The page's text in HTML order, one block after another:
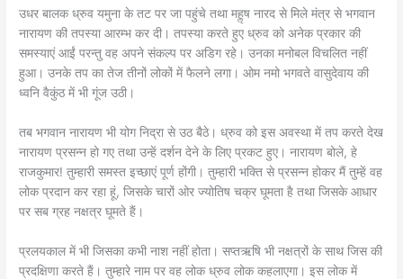
उधर बालक ध्रुव यमुना के तट पर जा पहुंचे तथा महॢष नारद से मिले मंत्र से भगवान
नारायण की तपस्या आरम्भ कर दी। तपस्या करते हुए ध्रुव को अनेक प्रकार की
समस्याएं आईं परन्तु वह अपने संकल्प पर अडिग रहे। उनका मनोबल विचलित नहीं
हुआ। उनके तप का तेज तीनों लोकों में फैलने लगा। ओम नमो भगवते वासुदेवाय की
ध्वनि वैकुंठ में भी गूंज उठी।
तब भगवान नारायण भी योग निद्रा से उठ बैठे। ध्रुव को इस अवस्था में तप करते देख
नारायण प्रसन्न हो गए तथा उन्हें दर्शन देने के लिए प्रकट हुए। नारायण बोले, हे
राजकुमार! तुम्हारी समस्त इच्छाएं पूर्ण होंगी। तुम्हारी भक्ति से प्रसन्न होकर मैं तुम्हें वह
लोक प्रदान कर रहा हूं, जिसके चारों ओर ज्योतिष चक्र घूमता है तथा जिसके आधार
पर सब ग्रह नक्षत्र घूमते हैं।
प्रलयकाल में भी जिसका कभी नाश नहीं होता। सप्तऋषि भी नक्षत्रों के साथ जिस की
प्रदक्षिणा करते हैं। तुम्हारे नाम पर वह लोक ध्रुव लोक कहलाएगा। इस लोक में